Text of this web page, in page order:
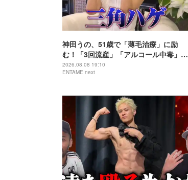
神田うの、51歳で「薄毛治療」に励
む！「3回流産」「アルコール中毒」自
身の過去を赤裸々告白
2026.08.08 19:10
ENTAME next